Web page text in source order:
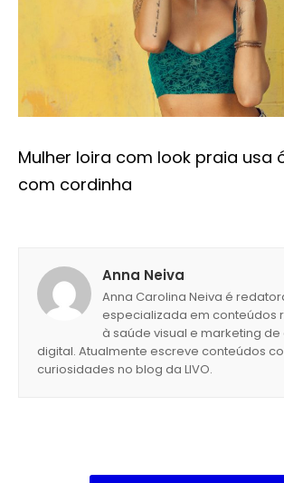
Mulher loira com look praia usa
com cordinha
Anna Neiva
Anna Carolina Neiva é
especializada em conteúdos
à saúde visual e marketing
digital. Atualmente escreve conteúdos
curiosidades no blog da LIVO.